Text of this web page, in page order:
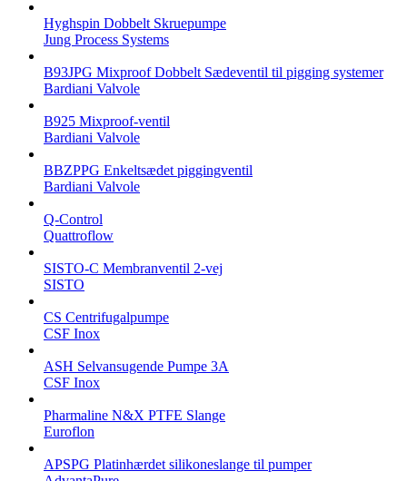
Hyghspin Dobbelt Skruepumpe
Jung Process Systems
B93JPG Mixproof Dobbelt Sædeventil til pigging systemer
Bardiani Valvole
B925 Mixproof-ventil
Bardiani Valvole
BBZPPG Enkeltsædet piggingventil
Bardiani Valvole
Q-Control
Quattroflow
SISTO-C Membranventil 2-vej
SISTO
CS Centrifugalpumpe
CSF Inox
ASH Selvansugende Pumpe 3A
CSF Inox
Pharmaline N&X PTFE Slange
Euroflon
APSPG Platinhærdet silikoneslange til pumper